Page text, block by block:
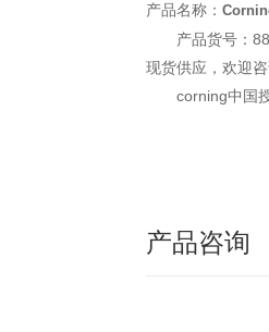
产品名称：
产品货号：
现货供应，欢迎
corning中国
产品咨询